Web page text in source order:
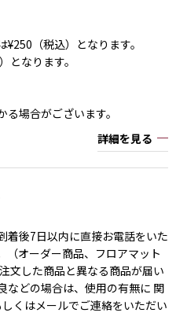
（税込）となります。
なります。
場合がございます。
詳細を見る
着後7日以内に直接お電話をいた
（オーダー商品、フロアマット
文した商品と異なる商品が届い
などの場合は、使用の有無に 関
くはメールでご連絡をいただい